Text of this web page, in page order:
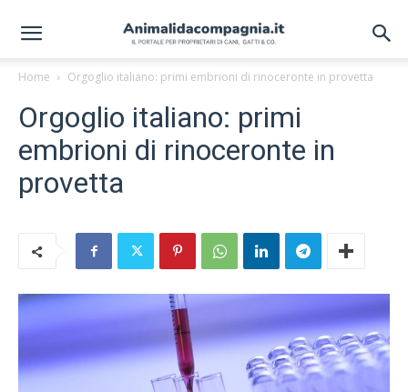
Home Orgoglio italiano: primi embrioni di rinoceronte in provetta
Orgoglio italiano: primi
embrioni di rinoceronte in
provetta